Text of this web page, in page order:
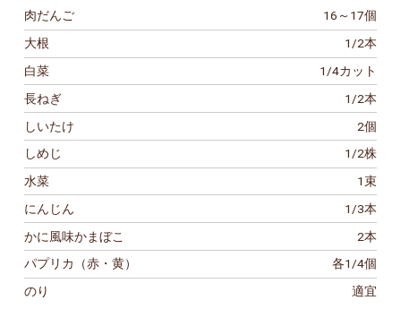
肉だんご
16～17個
大根
1/2本
白菜
1/4カット
長ねぎ
1/2本
しいたけ
2個
しめじ
1/2株
水菜
1束
にんじん
1/3本
かに風味かまぼこ
2本
パプリカ（赤・黄）
各1/4個
のり
適宜